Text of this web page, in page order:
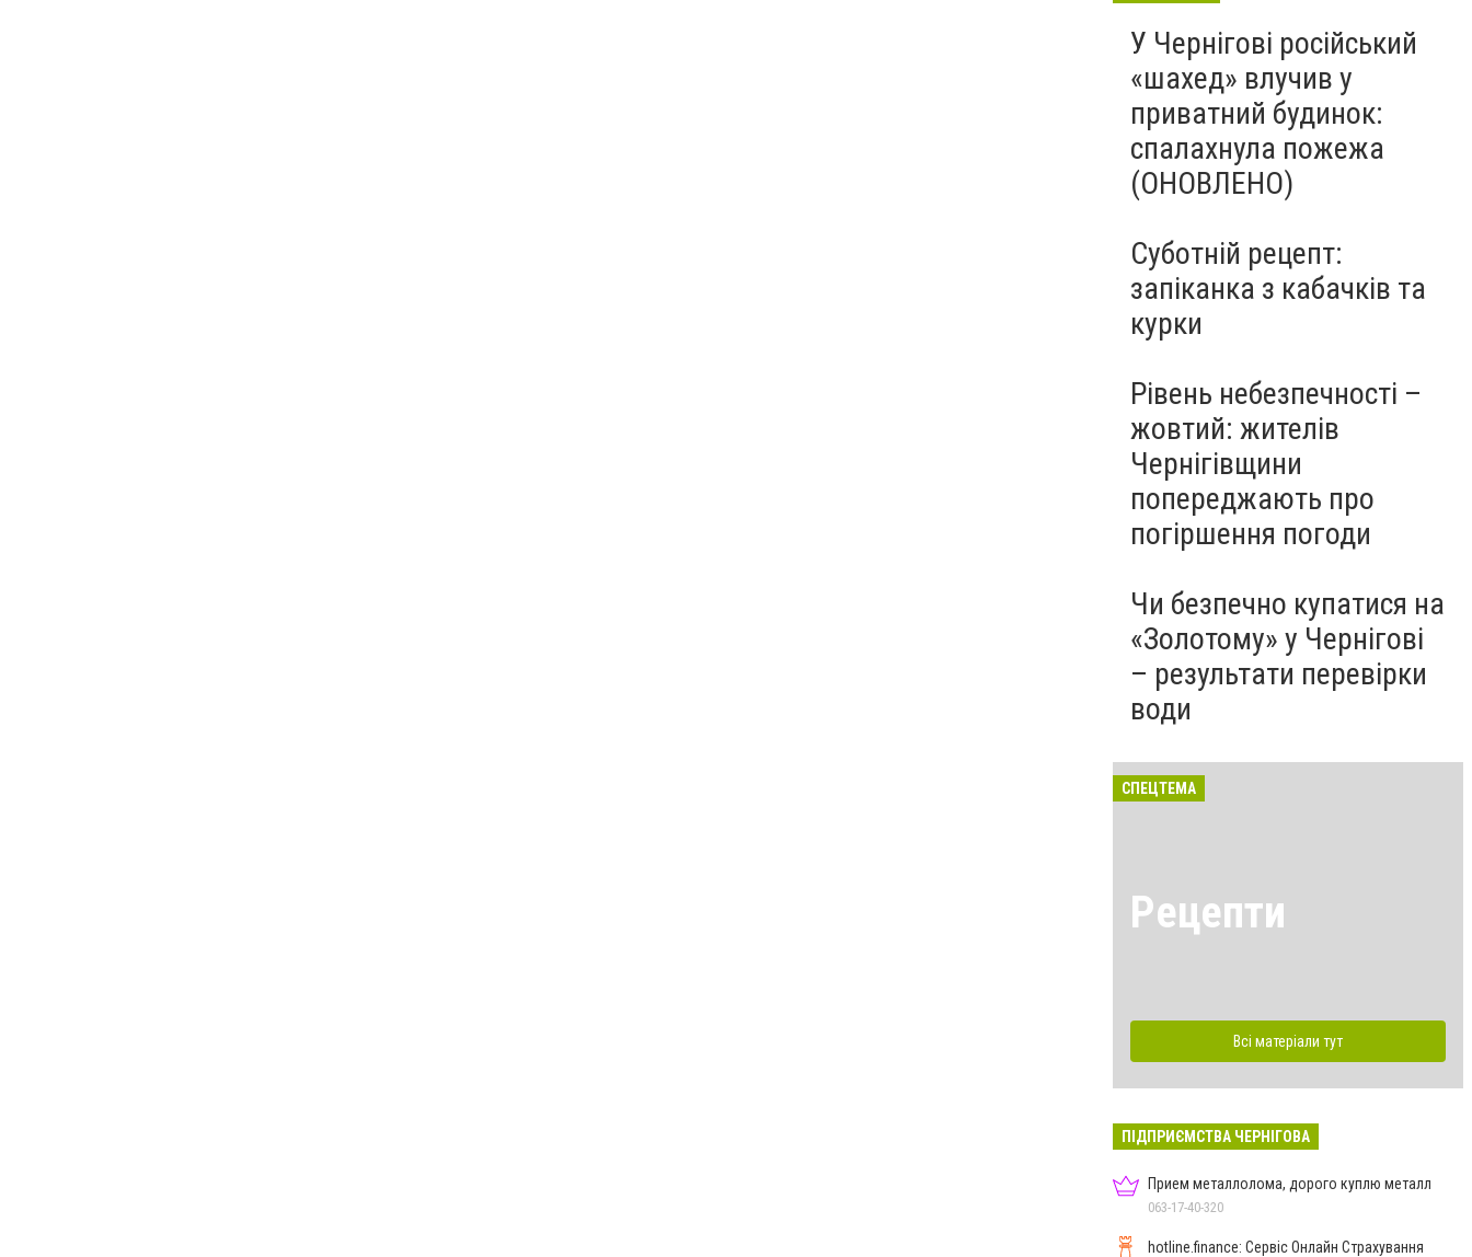
У Чернігові російський
«шахед» влучив у
приватний будинок:
спалахнула пожежа
(ОНОВЛЕНО)
Суботній рецепт:
запіканка з кабачків та
курки
Рівень небезпечності –
жовтий: жителів
Чернігівщини
попереджають про
погіршення погоди
Чи безпечно купатися на
«Золотому» у Чернігові
– результати перевірки
води
СПЕЦТЕМА
Рецепти
Всі матеріали тут
ПІДПРИЄМСТВА ЧЕРНІГОВА
Прием металлолома, дорого куплю металл
063-17-40-320
hotline.finance: Сервіс Онлайн Страхування